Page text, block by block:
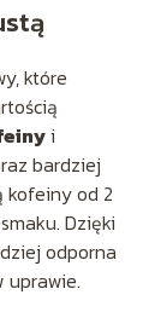
które
i
bardziej
kofeiny od 2
Dzięki
odporna
uprawie.